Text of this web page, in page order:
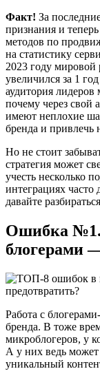
Факт! За
признания и
методов по
на статистику
2023 году мировой
увеличился за 1
аудитория
почему через свой
имеют неплохие
бренда и привлечь
Но не стоит
стратегия может
учесть несколько
интеграциях
давайте
Ошибка №1.
блогерами
Работа с
бренда. В тоже
микроблогеров, у
А у них ведь
уникальный